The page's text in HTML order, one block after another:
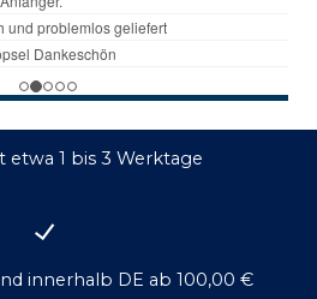
etwa 1 bis 3 Werktage
innerhalb DE ab 100,00 €